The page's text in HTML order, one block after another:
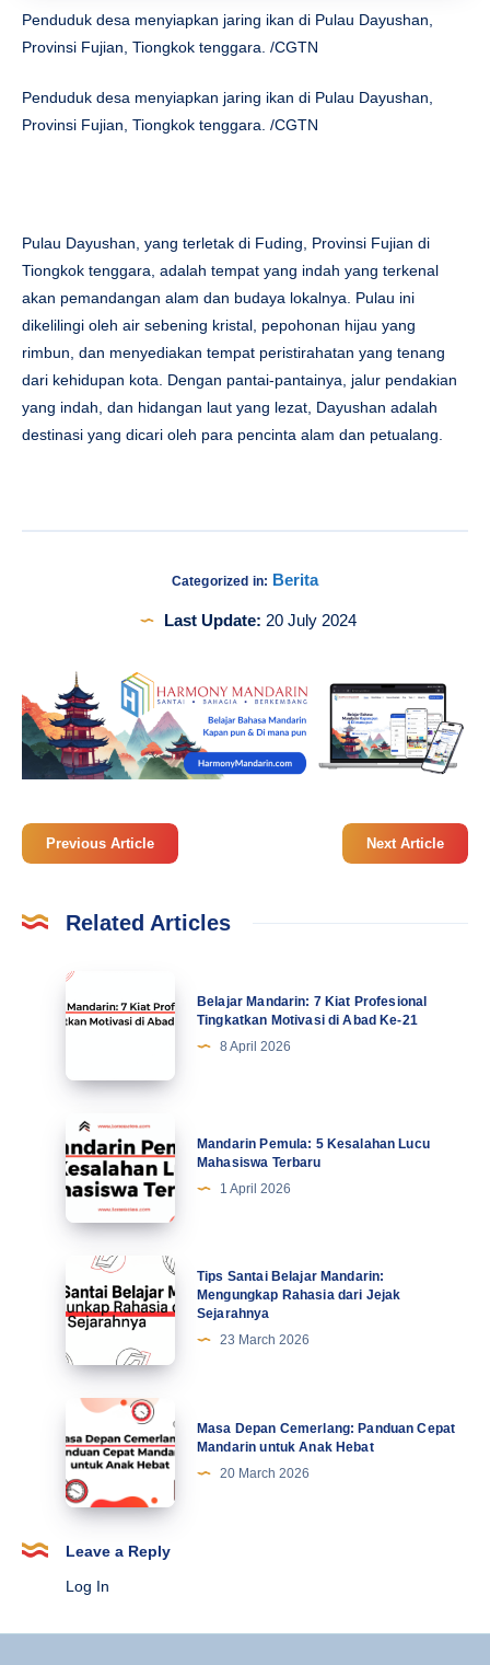
Penduduk desa menyiapkan jaring ikan di Pulau Dayushan,
Provinsi Fujian, Tiongkok tenggara. /CGTN
Penduduk desa menyiapkan jaring ikan di Pulau Dayushan,
Provinsi Fujian, Tiongkok tenggara. /CGTN
Pulau Dayushan, yang terletak di Fuding, Provinsi Fujian di
Tiongkok tenggara, adalah tempat yang indah yang terkenal
akan pemandangan alam dan budaya lokalnya. Pulau ini
dikelilingi oleh air sebening kristal, pepohonan hijau yang
rimbun, dan menyediakan tempat peristirahatan yang tenang
dari kehidupan kota. Dengan pantai-pantainya, jalur pendakian
yang indah, dan hidangan laut yang lezat, Dayushan adalah
destinasi yang dicari oleh para pencinta alam dan petualang.
Categorized in: Berita
Last Update: 20 July 2024
Previous Article Next Article
Related Articles
Belajar
Mandarin:
Profesional
Tingkatkan
Motivasi
di
Abad
Ke-
Belajar Mandarin: 7 Kiat Profesional
Tingkatkan Motivasi di Abad Ke-21
8 April 2026
Mandarin
Pemula:
5
Kesalahan
Lucu
Mahasiswa
Terbaru
Mandarin Pemula: 5 Kesalahan Lucu
Mahasiswa Terbaru
1 April 2026
Tips
Santai
Belajar
Mandarin:
Mengungkap
Rahasia
dari
Jejak
Sejarahnya
Tips Santai Belajar Mandarin:
Mengungkap Rahasia dari Jejak
Sejarahnya
23 March 2026
Masa
Depan
Cemerlang:
Panduan
Cepat
Mandarin
Masa Depan Cemerlang: Panduan Cepat
Mandarin untuk Anak Hebat
20 March 2026
Leave a Reply
Log In